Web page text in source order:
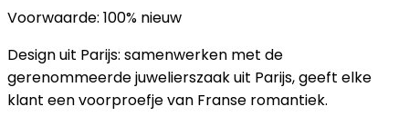
Voorwaarde: 100% nieuw
Design uit Parijs: samenwerken met de
gerenommeerde juwelierszaak uit Parijs, geeft elke
klant een voorproefje van Franse romantiek.